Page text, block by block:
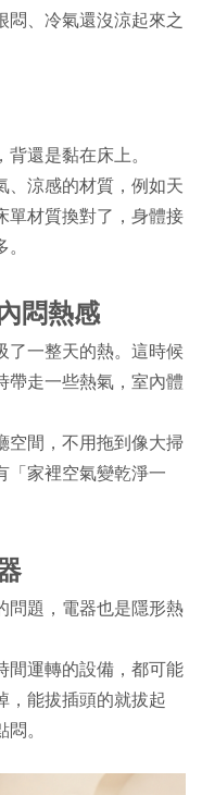
悶、冷氣還沒涼起來之
還是黏在床上。
、涼感的材質，例如天
單材質換對了，身體接
悶熱感
了一整天的熱。這時候
帶走一些熱氣，室內體
空間，不用拖到像大掃
「家裡空氣變乾淨一
問題，電器也是隱形熱
間運轉的設備，都可能
，能拔插頭的就拔起
。